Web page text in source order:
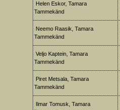
Helen Eskor, Tamara
Tammekänd
Neemo Raasik, Tamara
Tammekänd
Veljo Kaptein, Tamara
Tammekänd
Piret Metsala, Tamara
Tammekänd
Ilmar Tomusk, Tamara